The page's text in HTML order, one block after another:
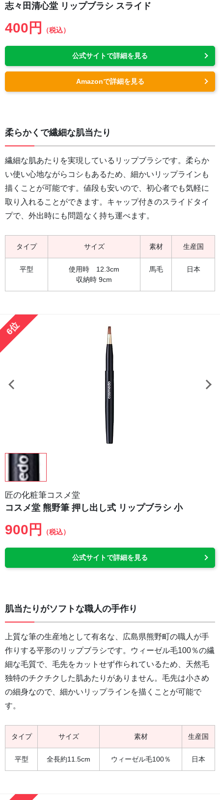
志々田清心堂 リップブラシ スライド
400円 （税込）
公式サイトで詳細を見る
Amazonで詳細を見る
柔らかくで繊細な肌当たり
繊細な肌あたりを実現しているリップブラシです。柔らか
い使い心地ながらコシもあるため、細かいリップラインも
描くことが可能です。値段も安いので、初心者でも気軽に
取り入れることができます。キャップ付きのスライドタイ
プで、外出時にも問題なく持ち運べます。
タイプ サイズ 素材 生産国
平型
使用時 12.3cm
収納時 9cm
馬毛 日本
6位
匠の化粧筆コスメ堂
コスメ堂 熊野筆 押し出し式 リップブラシ 小
900円 （税込）
公式サイトで詳細を見る
肌当たりがソフトな職人の手作り
上質な筆の生産地として有名な、広島県熊野町の職人が手
作りする平形のリップブラシです。ウィーゼル毛100％の繊
細な毛質で、毛先をカットせず作られているため、天然毛
独特のチクチクした肌あたりがありません。毛先は小さめ
の細身なので、細かいリップラインを描くことが可能で
す。
タイプ サイズ 素材 生産国
平型 全長約11.5cm ウィーゼル毛100％ 日本